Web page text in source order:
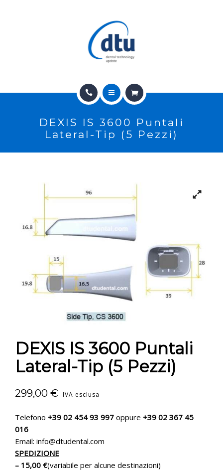
ASSISTENZA
CHI SIAMO
PRODOTTI
CONTATTI
ASSISTENZA
DEXIS IS 3600 Puntali
Lateral-Tip (5 Pezzi)
DEXIS IS 3600 Puntali
Lateral-Tip (5 Pezzi)
299,00 € IVA esclusa
Telefono +39 02 454 93 997 oppure +39 02 367 45
016
Email: info@dtudental.com
SPEDIZIONE
– 15,00 €(variabile per alcune destinazioni)